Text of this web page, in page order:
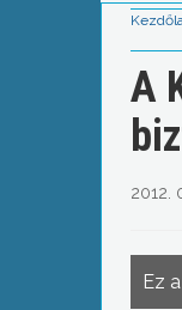
A
2012.
Ez